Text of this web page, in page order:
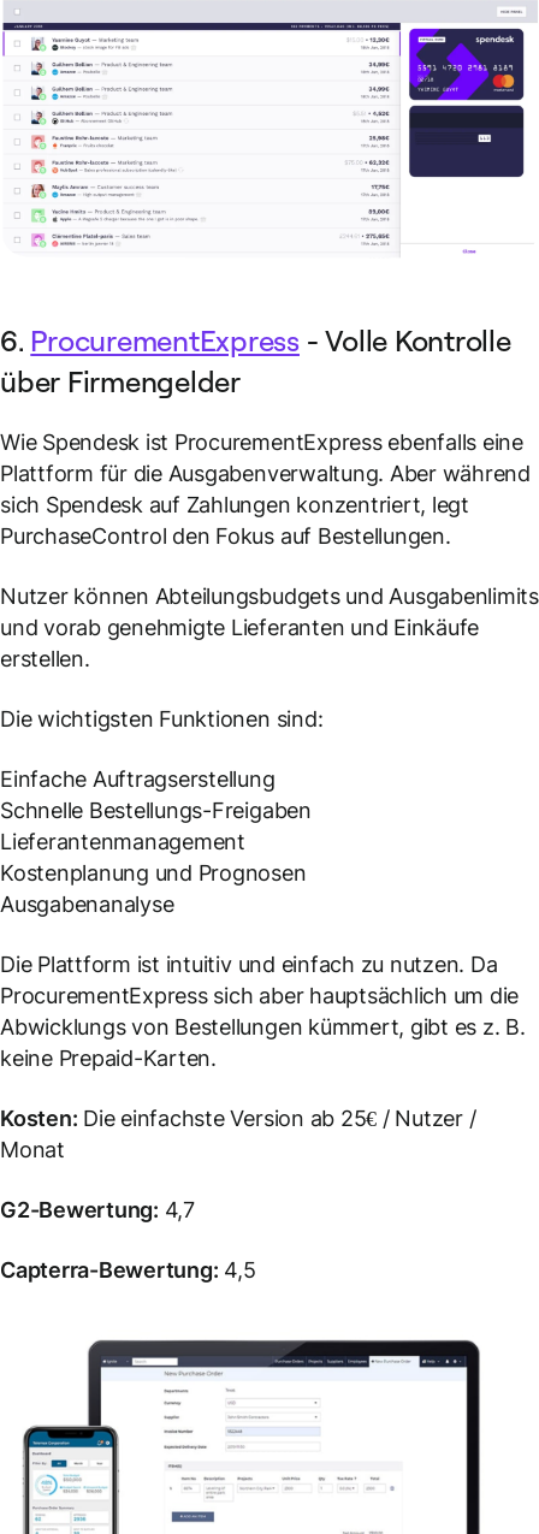
6. ProcurementExpress- Volle Kontrolle
über Firmengelder
Wie Spendesk ist ProcurementExpress ebenfalls eine
Plattform für die Ausgabenverwaltung. Aber während
sich Spendesk auf Zahlungen konzentriert, legt
PurchaseControl den Fokus auf Bestellungen.
Nutzer können Abteilungsbudgets und Ausgabenlimits
und vorab genehmigte Lieferanten und Einkäufe
erstellen.
Die wichtigsten Funktionen sind:
Einfache Auftragserstellung
Schnelle Bestellungs-Freigaben
Lieferantenmanagement
Kostenplanung und Prognosen
Ausgabenanalyse
Die Plattform ist intuitiv und einfach zu nutzen. Da
ProcurementExpress sich aber hauptsächlich um die
Abwicklungs von Bestellungen kümmert, gibt es z. B.
keine Prepaid-Karten.
Kosten: Die einfachste Version ab 25€ / Nutzer /
Monat
G2-Bewertung: 4,7
Capterra-Bewertung: 4,5